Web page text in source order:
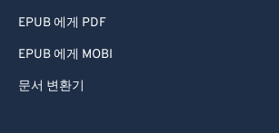
EPUB 에게 PDF
EPUB 에게 MOBI
문서 변환기